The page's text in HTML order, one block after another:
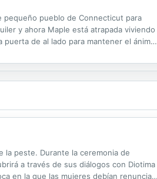
pequeño pueblo de Connecticut para
y ahora Maple está atrapada viviendo
de al lado para mantener el ánimo.
la peste. Durante la ceremonia de
a través de sus diálogos con Diotima
en la que las mujeres debían renunciar